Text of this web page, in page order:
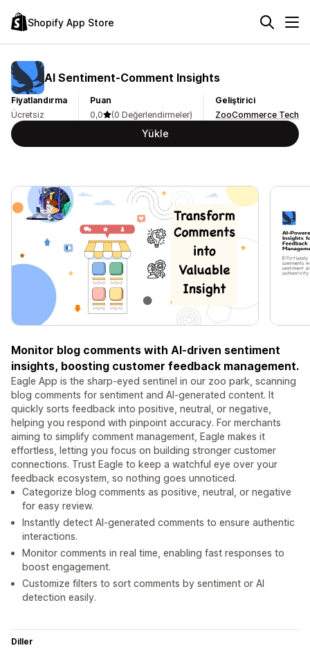
Shopify App Store
AI Sentiment‑Comment Insights
Fiyatlandırma
Ücretsiz
Puan
0,0
(0 Değerlendirmeler)
Geliştirici
ZooCommerce Tech
Yükle
Monitor blog comments with AI-driven sentiment
insights, boosting customer feedback management.
Eagle App is the sharp-eyed sentinel in our zoo park, scanning
blog comments for sentiment and AI-generated content. It
quickly sorts feedback into positive, neutral, or negative,
helping you respond with pinpoint accuracy. For merchants
aiming to simplify comment management, Eagle makes it
effortless, letting you focus on building stronger customer
connections. Trust Eagle to keep a watchful eye over your
feedback ecosystem, so nothing goes unnoticed.
Categorize blog comments as positive, neutral, or negative
for easy review.
Instantly detect AI-generated comments to ensure authentic
interactions.
Monitor comments in real time, enabling fast responses to
boost engagement.
Customize filters to sort comments by sentiment or AI
detection easily.
Diller